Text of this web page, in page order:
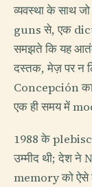
व्यवस्था के साथ
guns से, एक
समझते कि यह
दस्तक, मेज़ पर न
Concepción
एक ही समय में
1988 के
उम्मीद थी; देश ने
memory को ऐसे